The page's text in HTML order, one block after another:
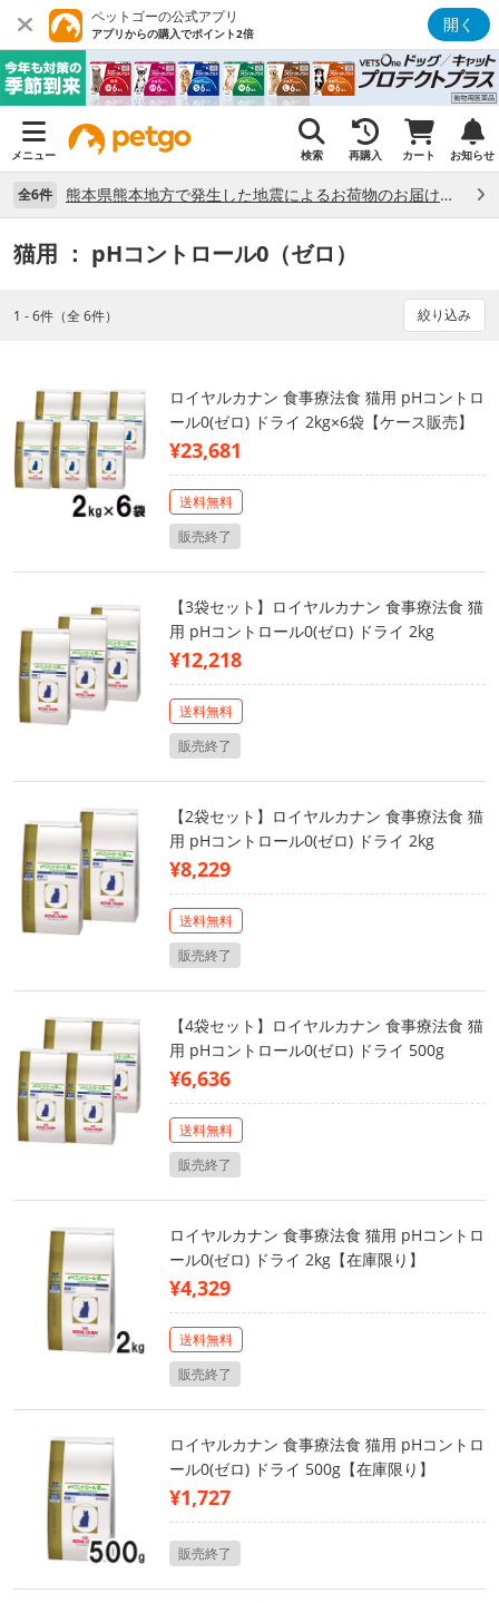
ペットゴーの公式アプリ
アプリからの購入でポイント2倍 開く
メニュー 検索 再購入 カート お知らせ
全6件 熊本県熊本地方で発生した地震によるお荷物のお届け状況について （7/28）
猫用 ： pHコントロール0（ゼロ）
1 - 6件（全 6件） 絞り込み
ロイヤルカナン 食事療法食 猫用 pHコントロ
ール0(ゼロ) ドライ 2kg×6袋【ケース販売】
¥23,681
送料無料
販売終了
【3袋セット】ロイヤルカナン 食事療法食 猫
用 pHコントロール0(ゼロ) ドライ 2kg
¥12,218
送料無料
販売終了
【2袋セット】ロイヤルカナン 食事療法食 猫
用 pHコントロール0(ゼロ) ドライ 2kg
¥8,229
送料無料
販売終了
【4袋セット】ロイヤルカナン 食事療法食 猫
用 pHコントロール0(ゼロ) ドライ 500g
¥6,636
送料無料
販売終了
ロイヤルカナン 食事療法食 猫用 pHコントロ
ール0(ゼロ) ドライ 2kg【在庫限り】
¥4,329
送料無料
販売終了
ロイヤルカナン 食事療法食 猫用 pHコントロ
ール0(ゼロ) ドライ 500g【在庫限り】
¥1,727
販売終了